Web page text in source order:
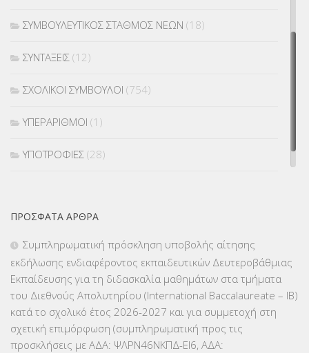
ΣΥΜΒΟΥΛΕΥΤΙΚΟΣ ΣΤΑΘΜΟΣ ΝΕΩΝ (18)
ΣΥΝΤΑΞΕΙΣ (12)
ΣΧΟΛΙΚΟΙ ΣΥΜΒΟΥΛΟΙ (754)
ΥΠΕΡΑΡΙΘΜΟΙ (1)
ΥΠΟΤΡΟΦΙΕΣ (28)
Χωρίς κατηγορία
ΠΡΌΣΦΑΤΑ ΆΡΘΡΑ
Συμπληρωματική πρόσκληση υποβολής αίτησης
εκδήλωσης ενδιαφέροντος εκπαιδευτικών Δευτεροβάθμιας
Εκπαίδευσης για τη διδασκαλία μαθημάτων στα τμήματα
του Διεθνούς Απολυτηρίου (International Baccalaureate – IB)
κατά το σχολικό έτος 2026-2027 και για συμμετοχή στη
σχετική επιμόρφωση (συμπληρωματική προς τις
προσκλήσεις με ΑΔΑ: ΨΛΡΝ46ΝΚΠΔ-ΕΙ6, ΑΔΑ: